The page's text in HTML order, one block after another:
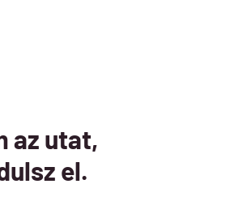
az utat,
el.